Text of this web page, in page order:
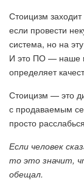
Стоицизм
если провести
система, но на
И это ПО — наше
определяет
Стоицизм — это
с продаваемым
просто
Если человек
то это значит,
обещал.